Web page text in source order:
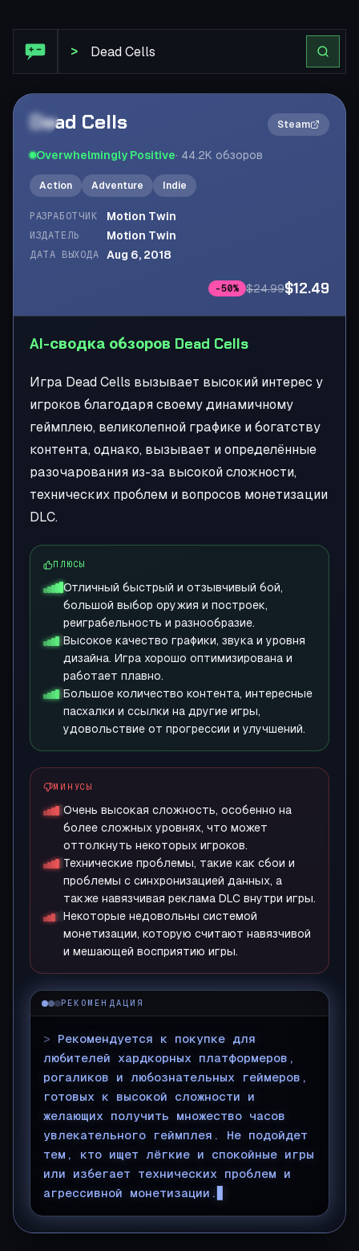
>
2×
Dead Cells Steam
Overwhelmingly Positive· 44.2K обзоров
Action Adventure Indie
РАЗРАБОТЧИК Motion Twin
ИЗДАТЕЛЬ Motion Twin
ДАТА ВЫХОДА Aug 6, 2018
-50% $24.99$12.49
AI-сводка обзоров Dead Cells
Игра Dead Cells вызывает высокий интерес у
игроков благодаря своему динамичному
геймплею, великолепной графике и богатству
контента, однако, вызывает и определённые
разочарования из-за высокой сложности,
технических проблем и вопросов монетизации
DLC.
ПЛЮСЫ
Отличный быстрый и отзывчивый бой,
большой выбор оружия и построек,
реиграбельность и разнообразие.
Высокое качество графики, звука и уровня
дизайна. Игра хорошо оптимизирована и
работает плавно.
Большое количество контента, интересные
пасхалки и ссылки на другие игры,
удовольствие от прогрессии и улучшений.
МИНУСЫ
Очень высокая сложность, особенно на
более сложных уровнях, что может
оттолкнуть некоторых игроков.
Технические проблемы, такие как сбои и
проблемы с синхронизацией данных, а
также навязчивая реклама DLC внутри игры.
Некоторые недовольны системой
монетизации, которую считают навязчивой
и мешающей восприятию игры.
РЕКОМЕНДАЦИЯ
> Рекомендуется к покупке для
любителей хардкорных платформеров,
рогаликов и любознательных геймеров,
готовых к высокой сложности и
желающих получить множество часов
увлекательного геймплея. Не подойдет
тем, кто ищет лёгкие и спокойные игры
или избегает технических проблем и
агрессивной монетизации.